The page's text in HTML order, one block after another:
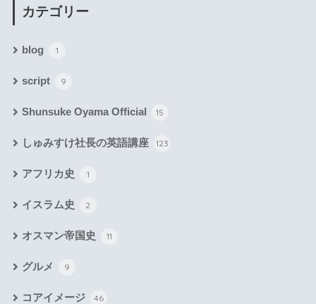
カテゴリー
blog 1
script 9
Shunsuke Oyama Official 15
しゅみすけ社長の英語講座 123
アフリカ史 1
イスラム史 2
オスマン帝国史 11
グルメ 9
コアイメージ 46